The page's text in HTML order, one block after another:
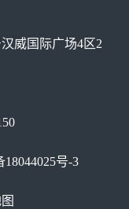
威国际广场4区2
18044025号-3